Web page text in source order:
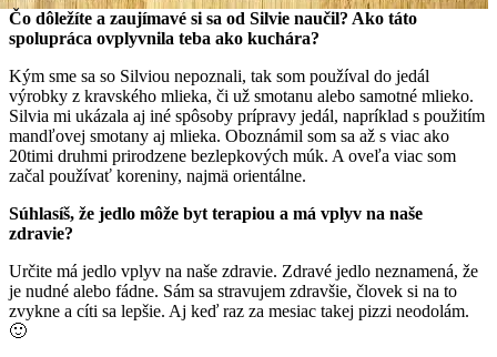
Čo dôležíte a zaujímavé si sa od Silvie naučil? Ako táto
spolupráca ovplyvnila teba ako kuchára?
Kým sme sa so Silviou nepoznali, tak som používal do jedál
výrobky z kravského mlieka, či už smotanu alebo samotné mlieko.
Silvia mi ukázala aj iné spôsoby prípravy jedál, napríklad s použitím
mandľovej smotany aj mlieka. Oboznámil som sa až s viac ako
20timi druhmi prirodzene bezlepkových múk. A oveľa viac som
začal používať koreniny, najmä orientálne.
Súhlasíš, že jedlo môže byt terapiou a má vplyv na naše
zdravie?
Určite má jedlo vplyv na naše zdravie. Zdravé jedlo neznamená, že
je nudné alebo fádne. Sám sa stravujem zdravšie, človek si na to
zvykne a cíti sa lepšie. Aj keď raz za mesiac takej pizzi neodolám.
🙂